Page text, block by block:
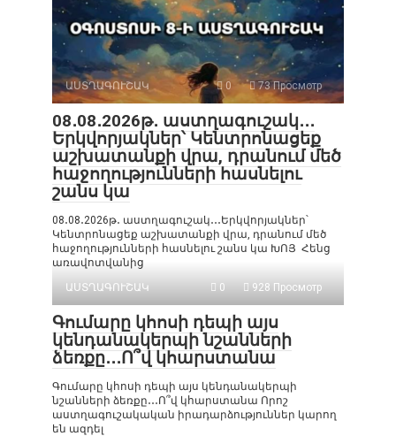
ԱՍՏՂԱԳՈՒՇԱԿ 0 73 Просмотр
08․08․2026թ․ աստղագուշակ․․․
Երկվորյակներ՝ Կենտրոնացեք
աշխատանքի վրա, դրանում մեծ
հաջողությունների հասնելու
շանս կա
08․08․2026թ․ աստղագուշակ․․․Երկվորյակներ՝
Կենտրոնացեք աշխատանքի վրա, դրանում մեծ
հաջողությունների հասնելու շանս կա ԽՈՅ Հենց
առավոտվանից
ԱՍՏՂԱԳՈՒՇԱԿ
0 928 Просмотр
Գումարը կհոսի դեպի այս
կենդանակերպի նշանների
ձեռքը․․․Ո՞վ կհարստանա
Գումարը կհոսի դեպի այս կենդանակերպի
նշանների ձեռքը․․․Ո՞վ կհարստանա Որոշ
աստղագուշակական իրադարձություններ կարող
են ազդել